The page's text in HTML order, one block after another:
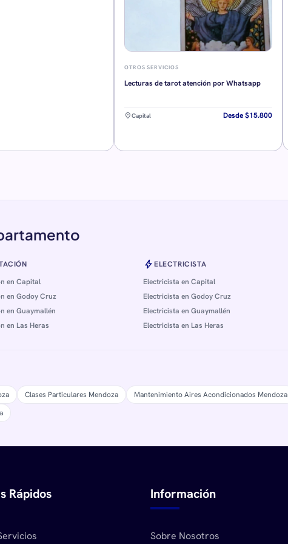
OTROS SERVICIOS
Lecturas de tarot atención por Whatsapp
location_onCapital Desde $15.800
en Capital
en Godoy Cruz
en Guaymallén
en Las Heras
boltELECTRICISTA
Electricista en Capital
Electricista en Godoy Cruz
Electricista en Guaymallén
Electricista en Las Heras
Clases Particulares Mendoza Mantenimiento Aires Acondicionados Mendoza
Rápidos Información
Sobre Nosotros